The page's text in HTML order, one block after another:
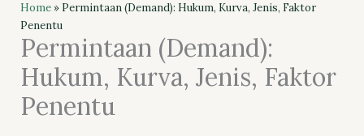
Home» Permintaan (Demand): Hukum, Kurva, Jenis, Faktor
Penentu
Permintaan (Demand):
Hukum, Kurva, Jenis, Faktor
Penentu